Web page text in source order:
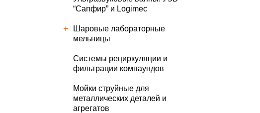
“Сапфир” и Logimec
Шаровые лабораторные
мельницы
Cистемы рециркуляции и
фильтрации компаундов
Мойки струйные для
металлических деталей и
агрегатов